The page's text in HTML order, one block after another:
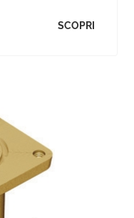
SCOPRI